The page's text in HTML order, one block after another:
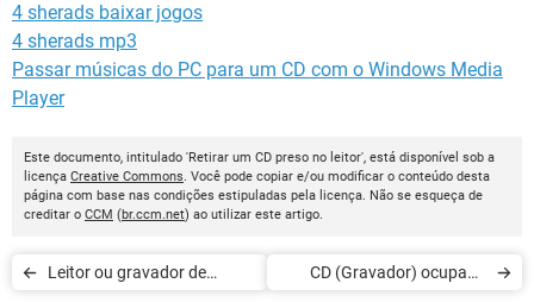
4 sherads baixar jogos
4 sherads mp3
Passar músicas do PC para um CD com o Windows Media
Player
Este documento, intitulado 'Retirar um CD preso no leitor', está disponível sob a
licença Creative Commons. Você pode copiar e/ou modificar o conteúdo desta
página com base nas condições estipuladas pela licença. Não se esqueça de
creditar o CCM (br.ccm.net) ao utilizar este artigo.
Leitor ou gravador de
CD (Gravador) ocupado